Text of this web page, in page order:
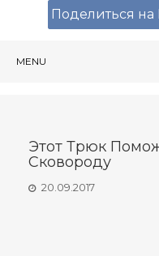
MENU
Этот Трюк
Сковороду
20.09.2017
Поделиться на